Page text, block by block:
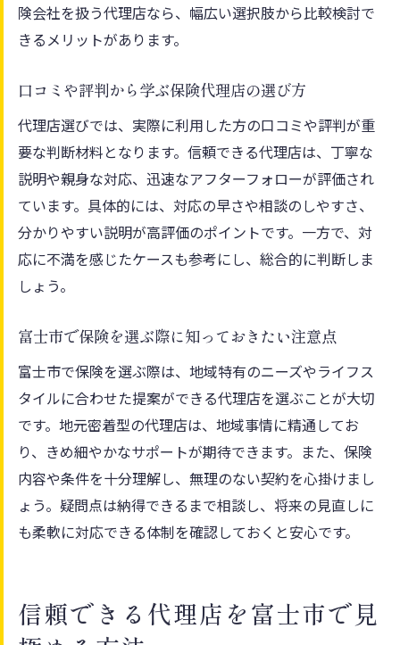
富士市で信頼される代理店の特徴と事例
将来設計に役立つ保険選択のポイント
将来設計に合わせた保険商品の選び方
グ
保障内容と費用のバランスを考える重要性
代理店の提案を上手に活用する方法
富士市で安心できる将来設計の進め方
納得できる保険を見つけたい方必見
保険選びで重視すべきチェックポイント
家族全員が納得できる保険選択の秘訣
加入後も安心できるアフターサポート体制
富士市の保険選びで迷わないための知恵
保険代理店活用で安心な毎日を手に入れる
保険代理店の活用で得られるメリットとは
定期的な見直しで保険の効果を最大化する
険会社を扱う代理店なら、幅広い選択肢から比較検討で
きるメリットがあります。
口コミや評判から学ぶ保険代理店の選び方
代理店選びでは、実際に利用した方の口コミや評判が重
要な判断材料となります。信頼できる代理店は、丁寧な
説明や親身な対応、迅速なアフターフォローが評価され
ています。具体的には、対応の早さや相談のしやすさ、
分かりやすい説明が高評価のポイントです。一方で、対
応に不満を感じたケースも参考にし、総合的に判断しま
しょう。
富士市で保険を選ぶ際に知っておきたい注意点
富士市で保険を選ぶ際は、地域特有のニーズやライフス
タイルに合わせた提案ができる代理店を選ぶことが大切
です。地元密着型の代理店は、地域事情に精通してお
り、きめ細やかなサポートが期待できます。また、保険
内容や条件を十分理解し、無理のない契約を心掛けまし
ょう。疑問点は納得できるまで相談し、将来の見直しに
も柔軟に対応できる体制を確認しておくと安心です。
信頼できる代理店を富士市で見